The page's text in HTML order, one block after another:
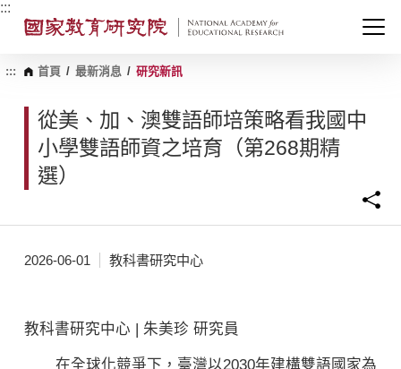
跳
內
:::
::: 首頁 / 最新消息 / 研究新訊
從美、加、澳雙語師培策略看我國中
小學雙語師資之培育（第268期精
選）
2026-06-01 教科書研究中心
教科書研究中心 | 朱美珍 研究員
在全球化競爭下，臺灣以2030年建構雙語國家為